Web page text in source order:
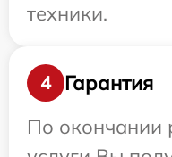
техники.
4
Гарантия
По окончании